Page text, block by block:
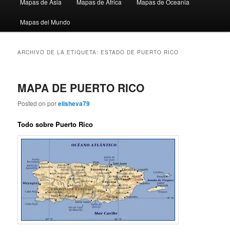
Mapas del Mundo
ARCHIVO DE LA ETIQUETA: ESTADO DE PUERTO RICO
MAPA DE PUERTO RICO
Posted onporelisheva79
Todo sobre Puerto Rico